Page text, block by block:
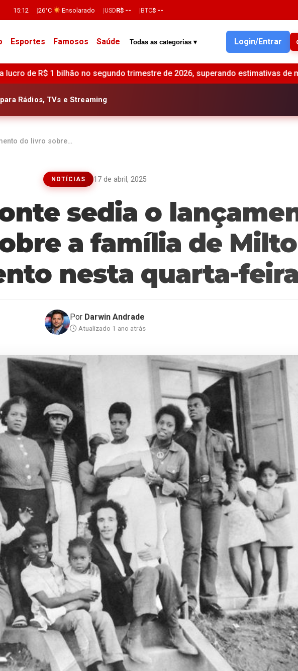
15:12 26°C Ensolarado USDR$ -- BTC$ --
Esportes Famosos Saúde Todas as categorias ▾ Login/Entrar
trimestre de 2026, superando estimativas de mercado • Brasil registra
Rádios, TVs e Streaming
do livro sobre…
NOTÍCIAS 17 de abril, 2025
sedia o
a família de
nesta quarta-feira
Por Darwin Andrade
Atualizado 1 ano atrás